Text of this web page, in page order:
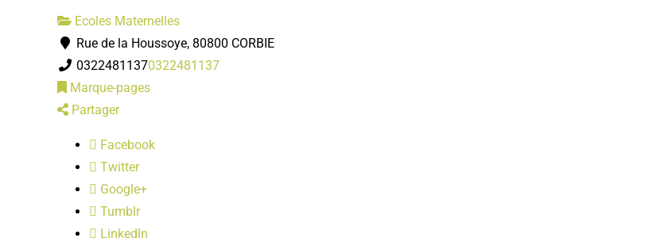
Ecoles Maternelles
Rue de la Houssoye, 80800 CORBIE
03224811370322481137
Marque-pages
Partager
Facebook
Twitter
Google+
Tumblr
LinkedIn